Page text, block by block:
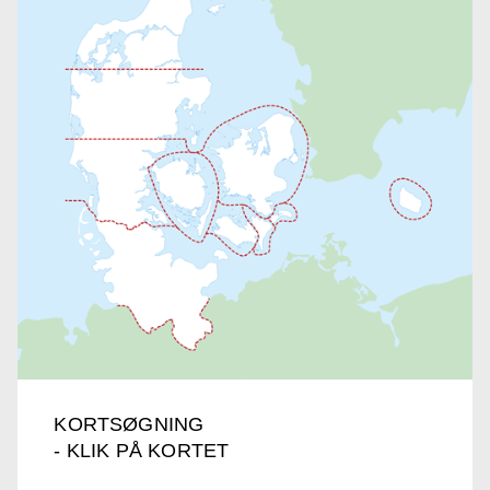
KORTSØGNING
- KLIK PÅ KORTET